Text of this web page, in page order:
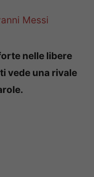
Messi
nelle libere
vede una rivale